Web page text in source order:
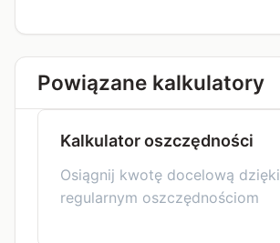
Powiązane kalkulatory
Kalkulator oszczędności
Osiągnij kwotę docelową dzięki
regularnym oszczędnościom